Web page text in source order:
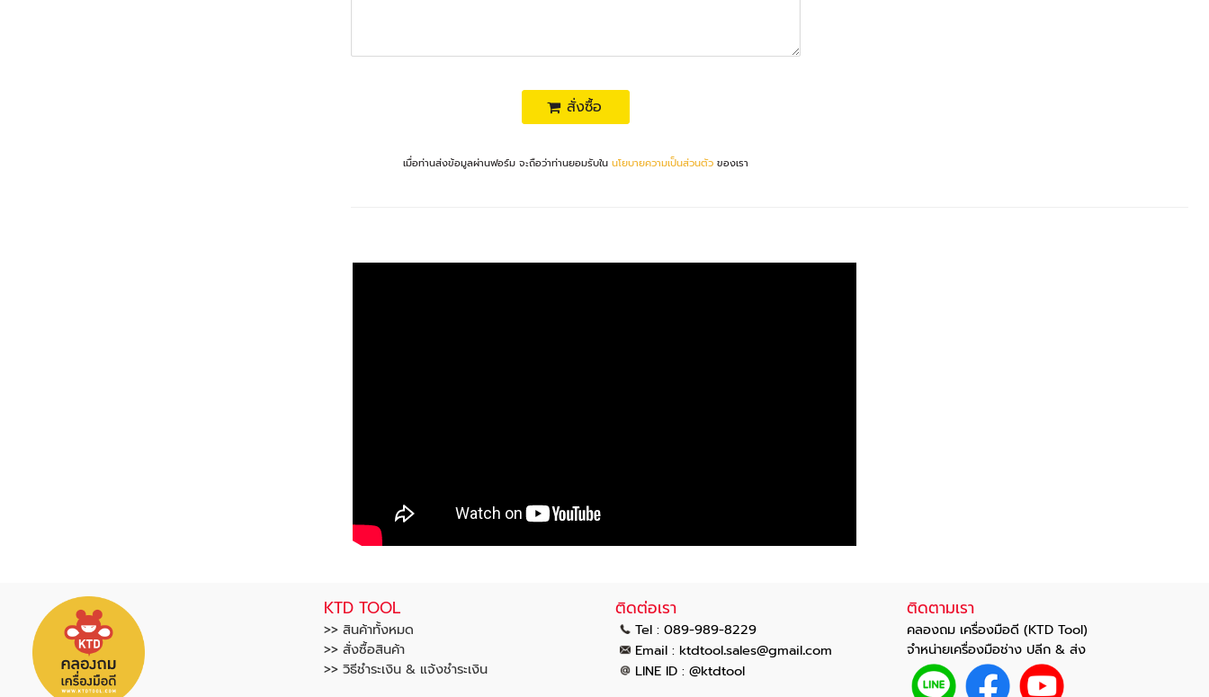
สั่งซื้อ
เมื่อท่านส่งข้อมูลผ่านฟอร์ม จะถือว่าท่านยอมรับใน นโยบายความเป็นส่วนตัวของเรา
KTD TOOL
>> สินค้าทั้งหมด
>> สั่งซื้อสินค้า
>> วิธีชำระเงิน & แจ้งชำระเงิน
ติดต่อเรา
Tel : 089-989-8229
Email : ktdtool.sales@gmail.com
LINE ID : @ktdtool
ติดตามเรา
คลองถม เครื่องมือดี (KTD Tool)
จำหน่ายเครื่องมือช่าง ปลีก & ส่ง